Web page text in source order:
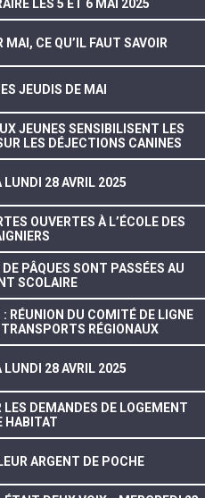
LES 5 ET 6 MAI 2025
CE QU’IL FAUT SAVOIR
JEUDIS DE MAI
JEUNES SENSIBILISENT LES
LES DÉJECTIONS CANINES
LUNDI 28 AVRIL 2025
OUVERTES À L’ÉCOLE DES
PÂQUES SONT PASSÉES AU
SCOLAIRE
RÉUNION DU COMITÉ DE LIGNE
RÉGIONAUX
LUNDI 28 AVRIL 2025
LES DEMANDES DE LOGEMENT
HABITAT
ARGENT DE POCHE